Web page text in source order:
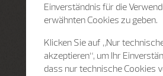
Einverständnis für die
erwähnten Cookies zu geben.
Klicken Sie auf „Nur
akzeptieren“, um Ihr
dass nur technische Cookies